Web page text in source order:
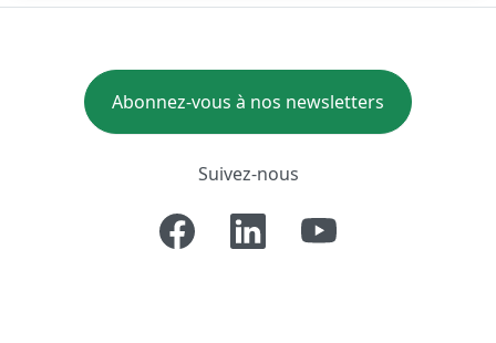
Abonnez-vous à nos newsletters
Suivez-nous